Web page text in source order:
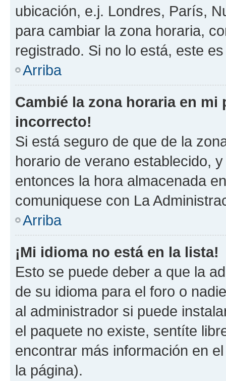
ubicación, e.j. Londres, París,
para cambiar la zona horaria,
registrado. Si no lo está, este
Arriba
Cambié la zona horaria en
incorrecto!
Si está seguro de que de la
horario de verano establecido,
entonces la hora almacenada
comuniquese con La
Arriba
¡Mi idioma no está en la lista!
Esto se puede deber a que la
de su idioma para el foro o
al administrador si puede
el paquete no existe, sentíte
encontrar más información en
la página).